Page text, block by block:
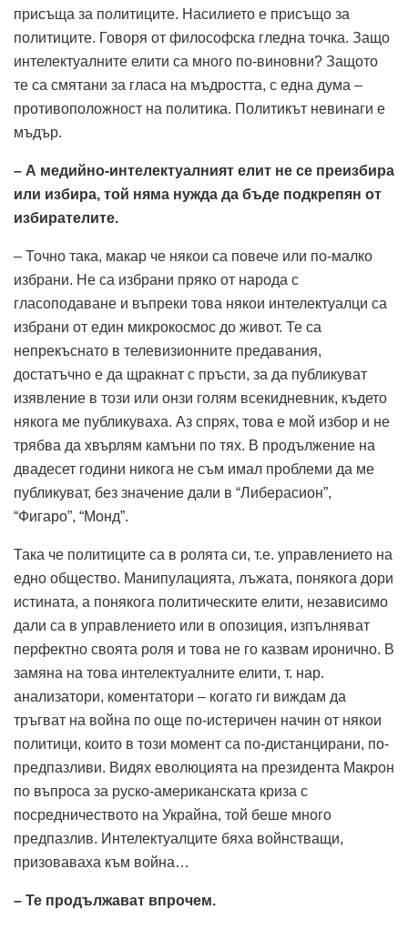
присъща за политиците. Насилието е присъщо за
политиците. Говоря от философска гледна точка. Защо
интелектуалните елити са много по-виновни? Защото
те са смятани за гласа на мъдростта, с една дума –
противоположност на политика. Политикът невинаги е
мъдър.
– А медийно-интелектуалният елит не се преизбира
или избира, той няма нужда да бъде подкрепян от
избирателите.
– Точно така, макар че някои са повече или по-малко
избрани. Не са избрани пряко от народа с
гласоподаване и въпреки това някои интелектуалци са
избрани от един микрокосмос до живот. Те са
непрекъснато в телевизионните предавания,
достатъчно е да щракнат с пръсти, за да публикуват
изявление в този или онзи голям всекидневник, където
някога ме публикуваха. Аз спрях, това е мой избор и не
трябва да хвърлям камъни по тях. В продължение на
двадесет години никога не съм имал проблеми да ме
публикуват, без значение дали в “Либерасион”,
“Фигаро”, “Монд”.
Така че политиците са в ролята си, т.е. управлението на
едно общество. Манипулацията, лъжата, понякога дори
истината, а понякога политическите елити, независимо
дали са в управлението или в опозиция, изпълняват
перфектно своята роля и това не го казвам иронично. В
замяна на това интелектуалните елити, т. нар.
анализатори, коментатори – когато ги виждам да
тръгват на война по още по-истеричен начин от някои
политици, които в този момент са по-дистанцирани, по-
предпазливи. Видях еволюцията на президента Макрон
по въпроса за руско-американската криза с
посредничеството на Украйна, той беше много
предпазлив. Интелектуалците бяха войнстващи,
призоваваха към война…
– Те продължават впрочем.